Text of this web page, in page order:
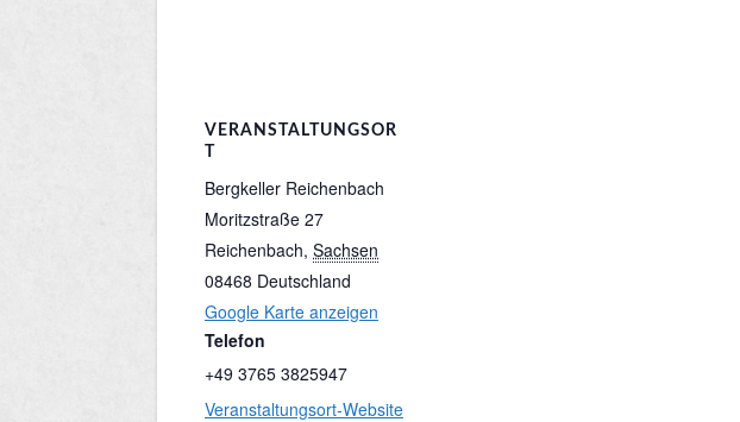
VERANSTALTUNGSOR
Bergkeller Reichenbach
Moritzstraße 27
Reichenbach, Sachsen
08468 Deutschland
Google Karte anzeigen
Telefon
+49 3765 3825947
Veranstaltungsort-Website